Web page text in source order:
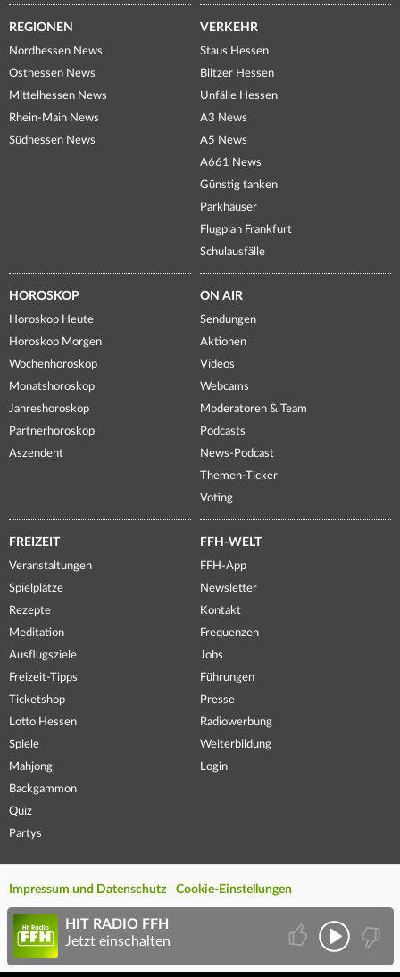
REGIONEN
Nordhessen News
Osthessen News
Mittelhessen News
Rhein-Main News
Südhessen News
VERKEHR
Staus Hessen
Blitzer Hessen
Unfälle Hessen
A3 News
A5 News
A661 News
Günstig tanken
Parkhäuser
Flugplan Frankfurt
Schulausfälle
HOROSKOP
Horoskop Heute
Horoskop Morgen
Wochenhoroskop
Monatshoroskop
Jahreshoroskop
Partnerhoroskop
Aszendent
ON AIR
Sendungen
Aktionen
Videos
Webcams
Moderatoren & Team
Podcasts
News-Podcast
Themen-Ticker
Voting
FREIZEIT
Veranstaltungen
Spielplätze
Rezepte
Meditation
Ausflugsziele
Freizeit-Tipps
Ticketshop
Lotto Hessen
Spiele
Mahjong
Backgammon
Quiz
Partys
FFH-WELT
FFH-App
Newsletter
Kontakt
Frequenzen
Jobs
Führungen
Presse
Radiowerbung
Weiterbildung
Login
Impressum und Datenschutz Cookie-Einstellungen
HIT RADIO FFH
Jetzt einschalten